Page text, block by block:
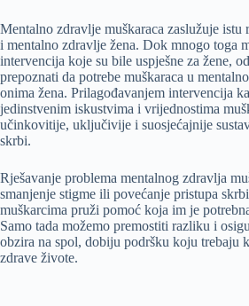
Mentalno zdravlje muškaraca zaslužuje istu
i mentalno zdravlje žena. Dok mnogo toga
intervencija koje su bile uspješne za žene,
prepoznati da potrebe muškaraca u
onima žena. Prilagođavanjem intervencija
jedinstvenim iskustvima i vrijednostima
učinkovitije, uključivije i suosjećajnije
skrbi.
Rješavanje problema mentalnog zdravlja
smanjenje stigme ili povećanje pristupa
muškarcima pruži pomoć koja im je
Samo tada možemo premostiti razliku i
obzira na spol, dobiju podršku koju trebaju
zdrave živote.